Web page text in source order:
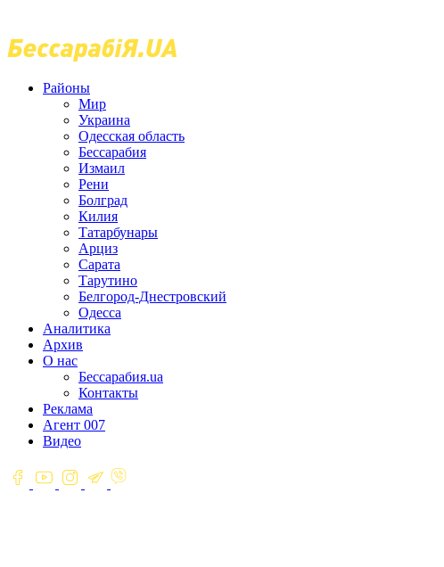
Районы
Мир
Украина
Одесская область
Бессарабия
Измаил
Рени
Болград
Килия
Татарбунары
Арциз
Сарата
Тарутино
Белгород-Днестровский
Одесса
Аналитика
Архив
О нас
Бессарабия.ua
Контакты
Реклама
Агент 007
Видео